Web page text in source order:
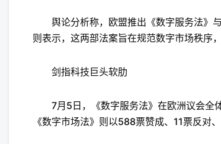
舆论分析称，欧盟推出《数字服务法》与
则表示，这两部法案旨在规范数字市场秩序
剑指科技巨头软肋
7月5日，《数字服务法》在欧洲议会全体
《数字市场法》则以588票赞成、11票反对